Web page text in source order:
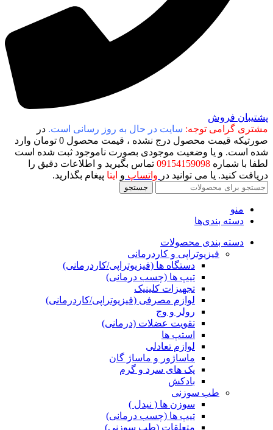
پشتیبان فروش
مشتری گرامی توجه: سایت در حال به روز رسانی است. در
صورتیکه قیمت محصول درج نشده ، قیمت محصول 0 تومان وارد
شده است. و یا وضعیت موجودی بصورت ناموجود ثبت شده است
لطفا با شماره 09154159098 تماس بگیرید و اطلاعات دقیق را
دریافت کنید. یا می توانید در واتساپ و ایتا پیغام بگذارید.
جستجو
منو
دسته بندی‌ها
دسته بندی محصولات
فیزیوتراپی و کاردرمانی
دستگاه ها (فیزیوتراپی/کاردرمانی)
تیپ ها (چسب درمانی)
تجهیزات کلینیک
لوازم مصرفی (فیزیوتراپی/کاردرمانی)
رولر و وج
تقویت عضلات (درمانی)
استپ ها
لوازم تعادلی
ماساژور و ماساژ گان
پک های سرد و گرم
بادکش
طب سوزنی
سوزن ها ( نیدل )
تیپ ها (چسب درمانی)
متعلقات (طب سوزنی)